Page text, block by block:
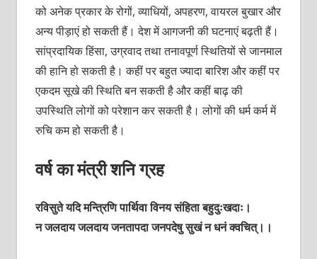
को अनेक प्रकार के रोगों, व्याधियों, अपहरण, वायरल बुखार और
अन्य पीड़ाएं हो सकती हैं। देश में आगजनी की घटनाएं बढ़ती हैं।
सांप्रदायिक हिंसा, उग्रवाद तथा तनावपूर्ण स्थितियों से जानमाल
की हानि हो सकती है। कहीं पर बहुत ज्यादा बारिश और कहीं पर
एकदम सूखे की स्थिति बन सकती है और कहीं बाढ़ की
उपस्थिति लोगों को परेशान कर सकती है। लोगों की धर्म कर्म में
रुचि कम हो सकती है।
वर्ष का मंत्री शनि ग्रह
रविसुते यदि मन्त्रिणि पार्थिवा विनय संहिता बहुदुःखदाः।
न जलदाय जलदाय जनतापदा जनपदेषु सुखं न धनं क्वचित्।।